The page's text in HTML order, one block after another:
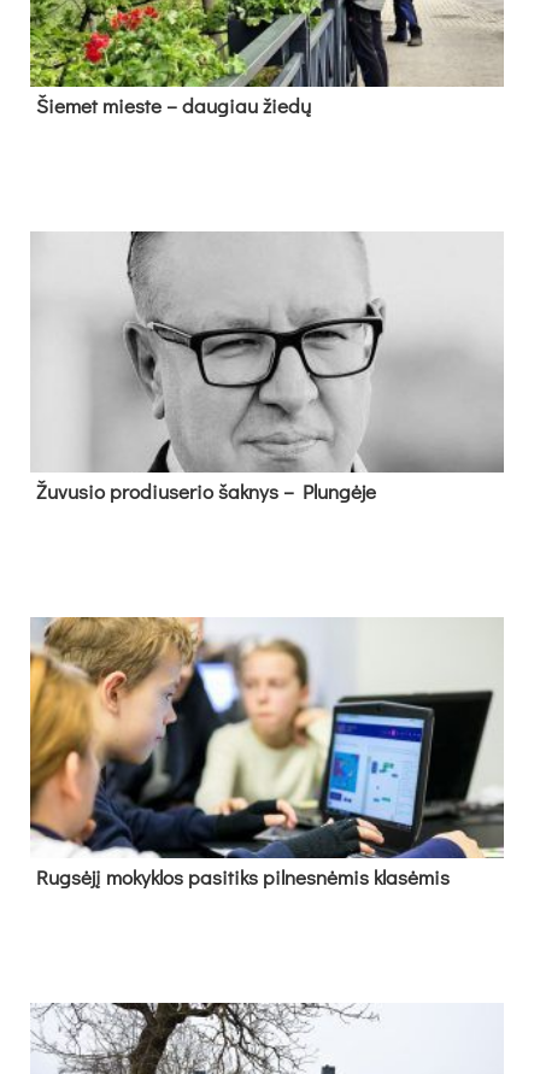
Šie­met mies­te – dau­giau žie­dų
Žu­vu­sio pro­diu­se­rio šak­nys – Plun­gė­je
Rug­sė­jį mo­kyk­los pa­si­tiks pil­nes­nė­mis kla­sė­mis